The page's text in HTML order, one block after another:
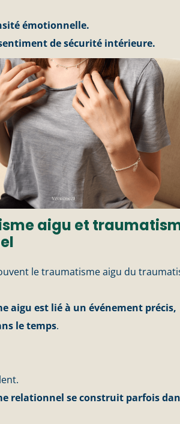
émotionnelle.
de sécurité intérieure.
aigu et
le traumatisme aigu du
aigu est lié à un événement précis,
le temps.
relationnel se construit parfois